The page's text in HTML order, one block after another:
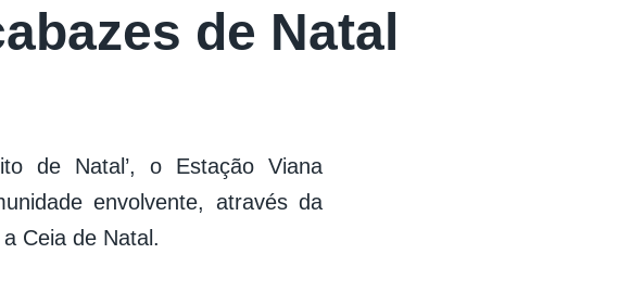
de Natal
de Natal’, o Estação Viana
envolvente, através da
Ceia de Natal.